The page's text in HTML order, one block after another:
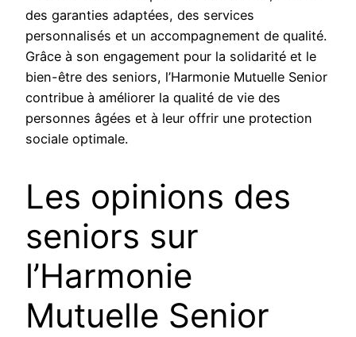
des garanties adaptées, des services
personnalisés et un accompagnement de qualité.
Grâce à son engagement pour la solidarité et le
bien-être des seniors, l’Harmonie Mutuelle Senior
contribue à améliorer la qualité de vie des
personnes âgées et à leur offrir une protection
sociale optimale.
Les opinions des
seniors sur
l’Harmonie
Mutuelle Senior